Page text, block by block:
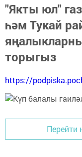
"Якты юл"
һәм Тукай
торыгыз
https://
Перейти